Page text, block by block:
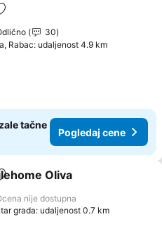
u favorite
30
Rabac: udaljenost 4.9 km
tačne
Pogledaj cene
u favorite
Oliva
nije dostupna
grada: udaljenost 0.7 km